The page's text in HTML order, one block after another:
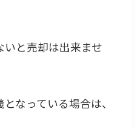
と売却は出来ませ
なっている場合は、